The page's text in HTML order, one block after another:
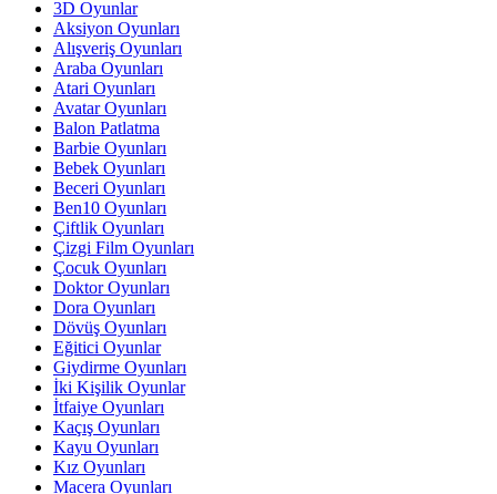
3D Oyunlar
Aksiyon Oyunları
Alışveriş Oyunları
Araba Oyunları
Atari Oyunları
Avatar Oyunları
Balon Patlatma
Barbie Oyunları
Bebek Oyunları
Beceri Oyunları
Ben10 Oyunları
Çiftlik Oyunları
Çizgi Film Oyunları
Çocuk Oyunları
Doktor Oyunları
Dora Oyunları
Dövüş Oyunları
Eğitici Oyunlar
Giydirme Oyunları
İki Kişilik Oyunlar
İtfaiye Oyunları
Kaçış Oyunları
Kayu Oyunları
Kız Oyunları
Macera Oyunları